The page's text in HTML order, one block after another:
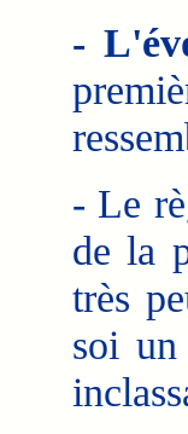
-
- Le
de la
très
soi